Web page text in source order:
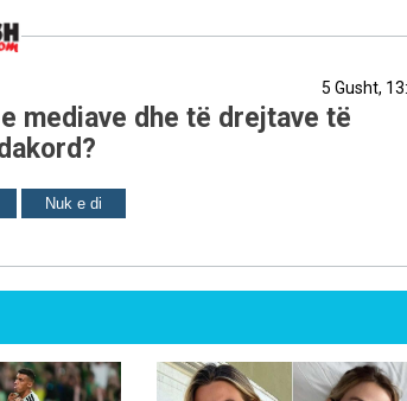
5 Gusht,
mediave dhe të drejtave të
Nuk e di